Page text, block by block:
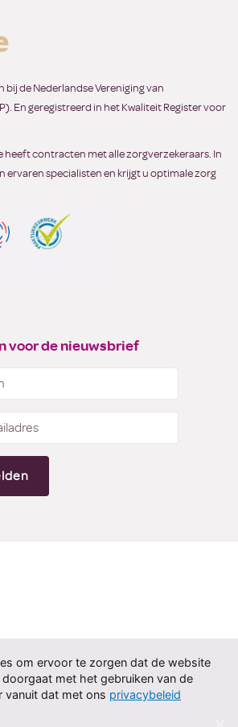
bij de Nederlandse Vereniging van
En geregistreerd in het Kwaliteit Register voor
contracten met alle zorgverzekeraars. In
ervaren specialisten en krijgt u optimale zorg
voor de nieuwsbrief
om ervoor te zorgen dat de website
met het gebruiken van de
vanuit dat met ons privacybeleid